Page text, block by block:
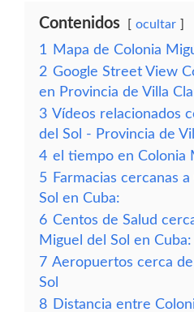
Contenidos ocultar
1
Mapa de Colonia
2 Google Street View
en Provincia de Villa
3 Vídeos relacionados
del Sol - Provincia de
4 el tiempo en Colonia
5 Farmacias cercanas
Sol en Cuba:
6 Centos de Salud
Miguel del Sol en Cuba:
7 Aeropuertos cerca
Sol
8 Distancia entre